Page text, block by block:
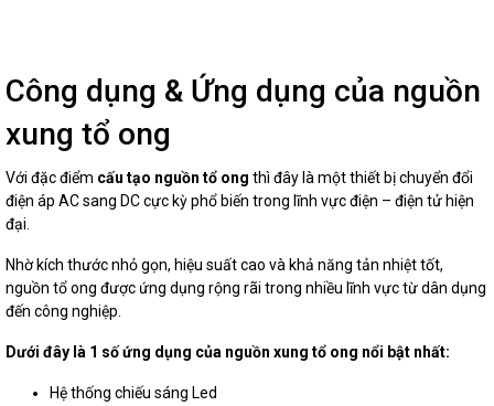
Công dụng & Ứng dụng của nguồn
xung tổ ong
Với đặc điểm cấu tạo nguồn tổ ong thì đây là một thiết bị chuyển đổi
điện áp AC sang DC cực kỳ phổ biến trong lĩnh vực điện – điện tử hiện
đại.
Nhờ kích thước nhỏ gọn, hiệu suất cao và khả năng tản nhiệt tốt,
nguồn tổ ong được ứng dụng rộng rãi trong nhiều lĩnh vực từ dân dụng
đến công nghiệp.
Dưới đây là 1 số ứng dụng của nguồn xung tổ ong nổi bật nhất:
Hệ thống chiếu sáng Led